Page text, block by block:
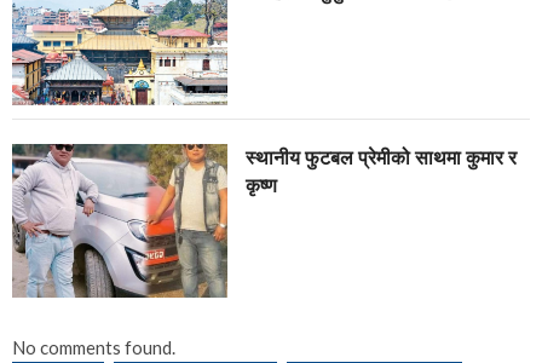
स्थानीय फुटबल प्रेमीको साथमा कुमार र
कृष्ण
No comments found.